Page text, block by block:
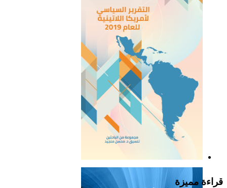
التقرير السياسي لأمريكا
اللاتينية للعام 2019
قراءة مميزة